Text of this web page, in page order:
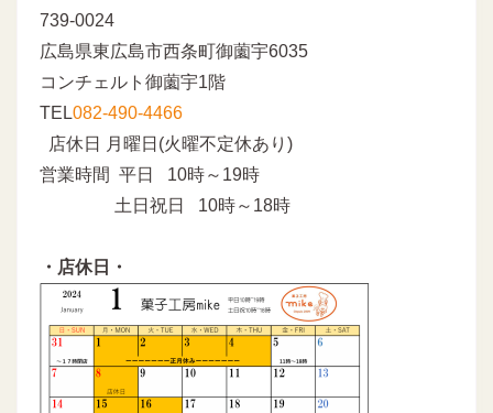
739-0024
広島県東広島市西条町御薗宇6035
コンチェルト御薗宇1階
TEL082-490-4466
店休日 月曜日(火曜不定休あり)
営業時間 平日 10時～19時
土日祝日 10時～18時
・店休日・